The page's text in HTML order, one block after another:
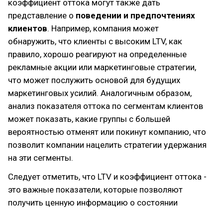
коэффициент оттока могут также дать
представление о поведении и предпочтениях
клиентов. Например, компания может
обнаружить, что клиенты с высоким LTV, как
правило, хорошо реагируют на определенные
рекламные акции или маркетинговые стратегии,
что может послужить основой для будущих
маркетинговых усилий. Аналогичным образом,
анализ показателя оттока по сегментам клиентов
может показать, какие группы с большей
вероятностью отменят или покинут компанию, что
позволит компании нацелить стратегии удержания
на эти сегменты.
Следует отметить, что LTV и коэффициент оттока -
это важные показатели, которые позволяют
получить ценную информацию о состоянии